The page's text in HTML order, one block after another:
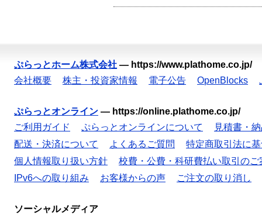
ぷらっとホーム株式会社 — https://www.plathome.co.jp/
会社概要
株主・投資家情報 電子公告 OpenBlocks
ぷらっとオンライン — https://online.plathome.co.jp/
ご利用ガイド
ぷらっとオンラインについて
見積書・
配送・決済について
よくあるご質問
特定商取引法に
個人情報取り扱い方針
校費・公費・科研費払い取引のご
IPv6への取り組み
お客様からの声 ご注文の取り消し
ソーシャルメディア